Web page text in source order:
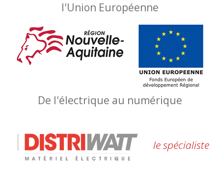
l'Union Européenne
De l'électrique au numérique
le spécialiste